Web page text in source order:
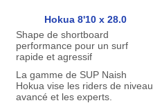
Hokua 8'10 x 28.0
Shape de shortboard
performance pour un surf
rapide et agressif
La gamme de SUP Naish
Hokua vise les riders de niveau
avancé et les experts.